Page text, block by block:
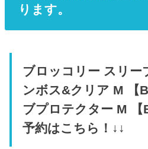
ります。
ブロッコリー スリー
ンボス&クリア M 【
ブプロテクター M
予約はこちら！↓↓